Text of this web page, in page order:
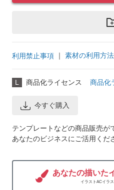
利用禁止事項 ｜ 素材の利用方法
L 商品化ライセンス 商品化
今すぐ購入
テンプレートなどの商品販売が
あなたのビジネスにご活用くだ
あなたの描いた
イラストACイラ